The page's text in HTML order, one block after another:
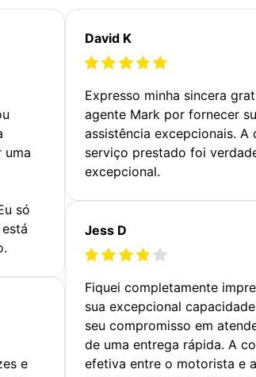
uma
só
e
David K
Expresso minha sincera
agente Mark por fornecer
assistência excepcionais. A
serviço prestado foi
excepcional.
Jess D
Fiquei completamente
sua excepcional
seu compromisso em
de uma entrega rápida. A
efetiva entre o motorista e